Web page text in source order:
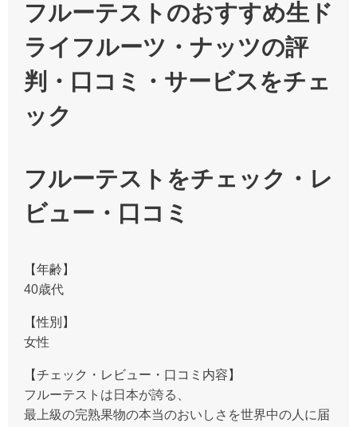
フルーテストのおすすめ生ド
ライフルーツ・ナッツの評
判・口コミ・サービスをチェ
ック
フルーテストをチェック・レ
ビュー・口コミ
【年齢】
40歳代
【性別】
女性
【チェック・レビュー・口コミ内容】
フルーテストは日本が誇る、
最上級の完熟果物の本当のおいしさを世界中の人に届